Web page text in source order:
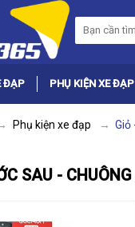
ĐẠP PHỤ KIỆN XE ĐẠP
Phụ kiện xe đạp Giỏ
SAU -